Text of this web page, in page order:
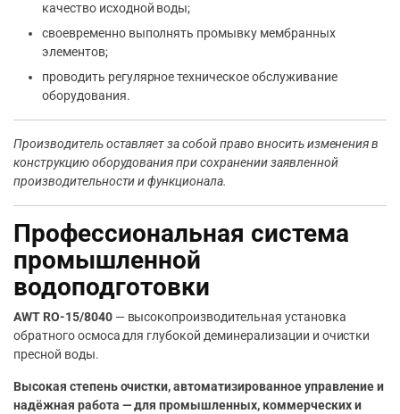
качество исходной воды;
своевременно выполнять промывку мембранных
элементов;
проводить регулярное техническое обслуживание
оборудования.
Производитель оставляет за собой право вносить изменения в
конструкцию оборудования при сохранении заявленной
производительности и функционала.
Профессиональная система
промышленной
водоподготовки
AWT RO-15/8040— высокопроизводительная установка
обратного осмоса для глубокой деминерализации и очистки
пресной воды.
Высокая степень очистки, автоматизированное управление и
надёжная работа — для промышленных, коммерческих и